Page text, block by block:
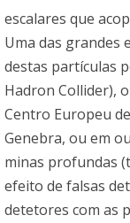
escalares que
Uma das grandes
destas partículas
Hadron Collider),
Centro Europeu
Genebra, ou em
minas profundas
efeito de falsas
detetores com as